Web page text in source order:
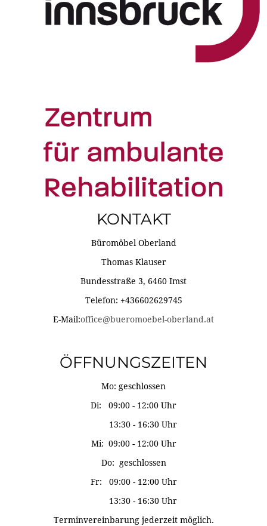
KONTAKT
Büromöbel Oberland
Thomas Klauser
Bundesstraße 3, 6460 Imst
Telefon: +436602629745
E-Mail:office@bueromoebel-oberland.at
ÖFFNUNGSZEITEN
Mo: geschlossen
Di: 09:00 - 12:00 Uhr
13:30 - 16:30 Uhr
Mi: 09:00 - 12:00 Uhr
Do: geschlossen
Fr: 09:00 - 12:00 Uhr
13:30 - 16:30 Uhr
Terminvereinbarung jederzeit möglich.